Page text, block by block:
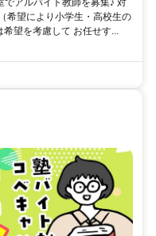
でアルバイト教師を募集♪ 対
希望により小学生・高校生の
望を考慮して お任せす...